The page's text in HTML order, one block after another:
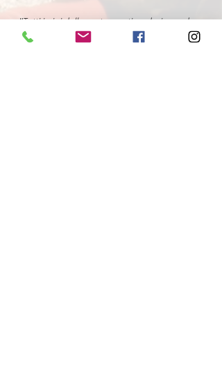
"Tutti i vini della nostra cantina derivano da un
lungo percorso di ricerca, iniziato nel 1995 con